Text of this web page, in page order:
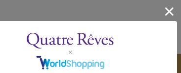
メールマガジンのご案内